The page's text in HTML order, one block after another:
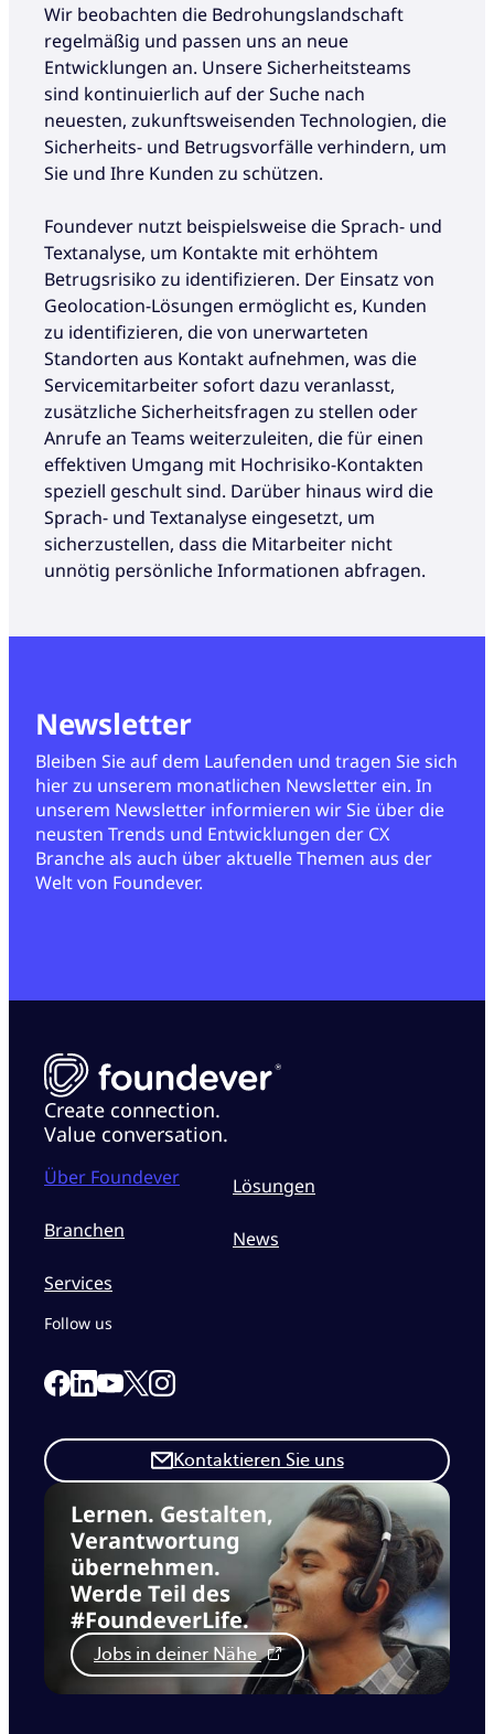
Wir beobachten die Bedrohungslandschaft
regelmäßig und passen uns an neue
Entwicklungen an. Unsere Sicherheitsteams
sind kontinuierlich auf der Suche nach
neuesten, zukunftsweisenden Technologien, die
Sicherheits- und Betrugsvorfälle verhindern, um
Sie und Ihre Kunden zu schützen.
Foundever nutzt beispielsweise die Sprach- und
Textanalyse, um Kontakte mit erhöhtem
Betrugsrisiko zu identifizieren. Der Einsatz von
Geolocation-Lösungen ermöglicht es, Kunden
zu identifizieren, die von unerwarteten
Standorten aus Kontakt aufnehmen, was die
Servicemitarbeiter sofort dazu veranlasst,
zusätzliche Sicherheitsfragen zu stellen oder
Anrufe an Teams weiterzuleiten, die für einen
effektiven Umgang mit Hochrisiko-Kontakten
speziell geschult sind. Darüber hinaus wird die
Sprach- und Textanalyse eingesetzt, um
sicherzustellen, dass die Mitarbeiter nicht
unnötig persönliche Informationen abfragen.
Newsletter
Bleiben Sie auf dem Laufenden und tragen Sie sich
hier zu unserem monatlichen Newsletter ein. In
unserem Newsletter informieren wir Sie über die
neusten Trends und Entwicklungen der CX
Branche als auch über aktuelle Themen aus der
Welt von Foundever.
Create connection.
Value conversation.
Über Foundever
Branchen
Services
Lösungen
News
Lernen. Gestalten,
Verantwortung
übernehmen.
Werde Teil des
#FoundeverLife.
Jobs in deiner Nähe
Kontaktieren Sie uns
Follow us
Link to our Facebook page
Link to our Linkedin page
Link to our Youtube page
Link to our X page
Link to our Instagram page